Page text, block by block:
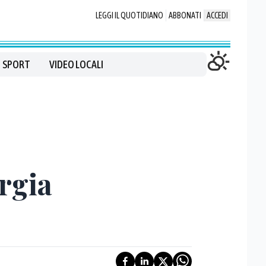
LEGGI IL QUOTIDIANO ABBONATI ACCEDI
SPORT VIDEO LOCALI